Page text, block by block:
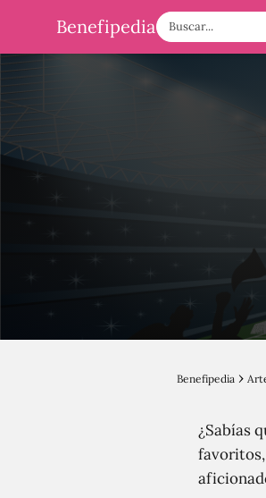
Benefipedia
Benefipedia
¿Sabías